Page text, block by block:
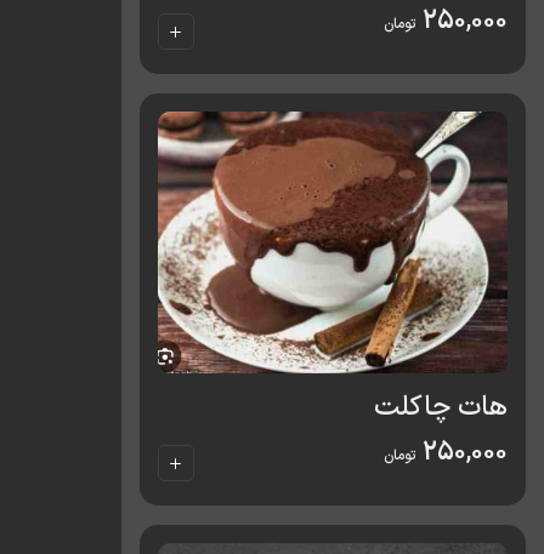
250,000 تومان
هات چاکلت
250,000 تومان